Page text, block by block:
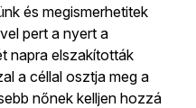
és megismerhetitek
pert a nyert a
napra elszakították
a céllal osztja meg a
nőnek kelljen hozzá